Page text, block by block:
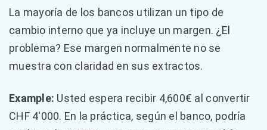
La mayoría de los bancos utilizan un tipo de
cambio interno que ya incluye un margen. ¿El
problema? Ese margen normalmente no se
muestra con claridad en sus extractos.
Example: Usted espera recibir 4,600€ al convertir
CHF 4'000. En la práctica, según el banco, podría